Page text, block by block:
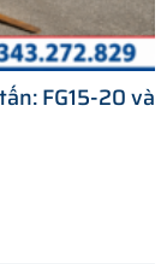
FG15-20 và